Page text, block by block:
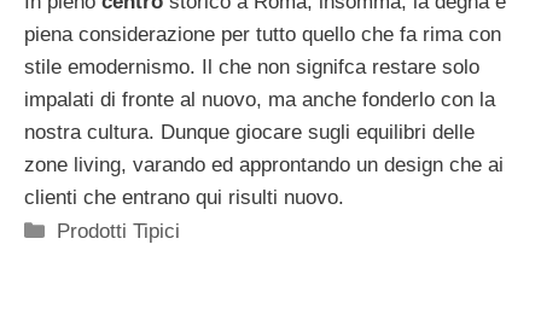
piena considerazione per tutto quello che fa rima con
stile emodernismo. Il che non signifca restare solo
impalati di fronte al nuovo, ma anche fonderlo con la
nostra cultura. Dunque giocare sugli equilibri delle
zone living, varando ed approntando un design che ai
clienti che entrano qui risulti nuovo.
Categorie
Prodotti Tipici